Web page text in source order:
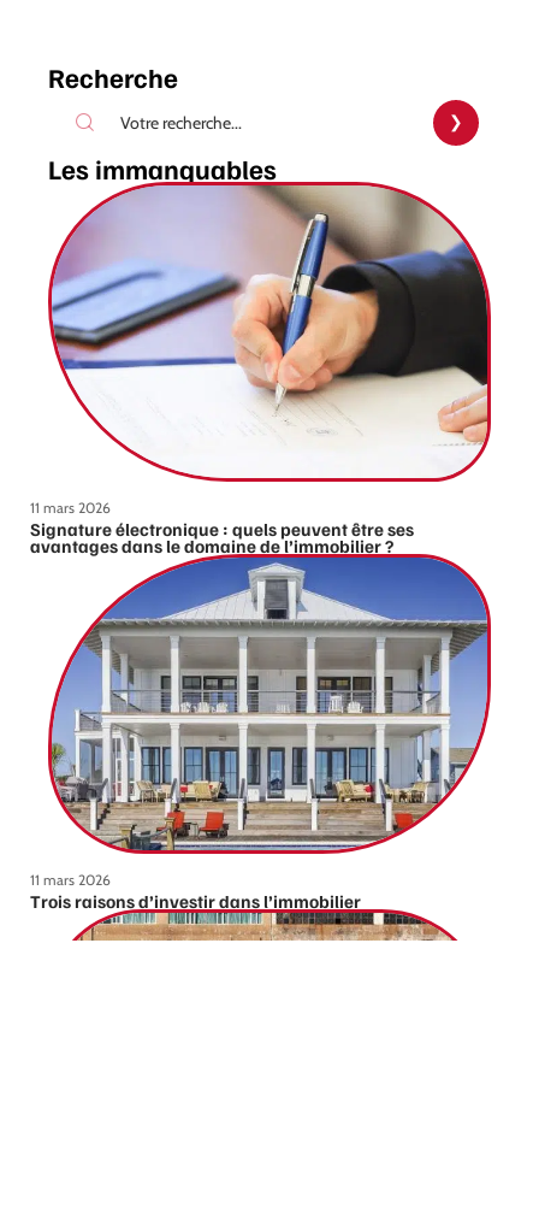
Recherche
Les immanquables
11 mars 2026
Signature électronique : quels peuvent être ses
avantages dans le domaine de l’immobilier ?
11 mars 2026
Trois raisons d’investir dans l’immobilier